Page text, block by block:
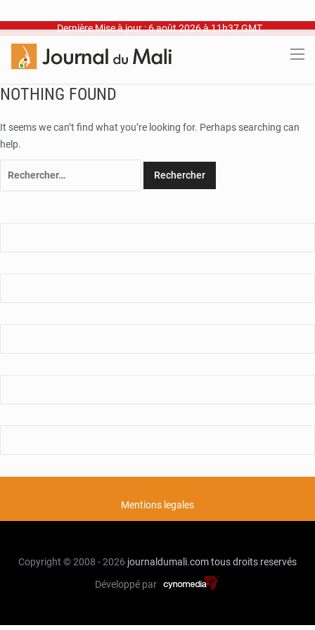
Dernière Mise à jour : 6 août 2026 à 11h37 GMT
NOTHING FOUND
It seems we can’t find what you’re looking for. Perhaps searching can
help.
Mentions legales
Copyright © 2008 - 2026 journaldumali.comtous droits reservés
Développé par